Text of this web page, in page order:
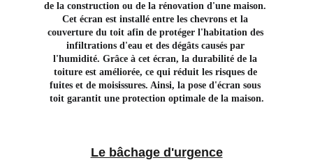
de la construction ou de la rénovation d'une maison.
Cet écran est installé entre les chevrons et la
couverture du toit afin de protéger l'habitation des
infiltrations d'eau et des dégâts causés par
l'humidité. Grâce à cet écran, la durabilité de la
toiture est améliorée, ce qui réduit les risques de
fuites et de moisissures. Ainsi, la pose d'écran sous
toit garantit une protection optimale de la maison.
Le bâchage d'urgence